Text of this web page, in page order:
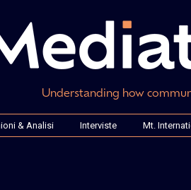
Understanding how
& Analisi Interviste Mt.